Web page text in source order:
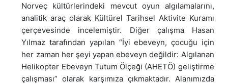
Norveç kültürlerindeki mevcut oyun algılamalarını,
analitik araç olarak Kültürel Tarihsel Aktivite Kuramı
çerçevesinde incelemiştir. Diğer çalışma Hasan
Yılmaz tarafından yapılan “İyi ebeveyn, çocuğu için
her zaman her şeyi yapan ebeveyn değildir: Algılanan
Helikopter Ebeveyn Tutum Ölçeği (AHETÖ) geliştirme
çalışması” olarak karşımıza çıkmaktadır. Alanımızda